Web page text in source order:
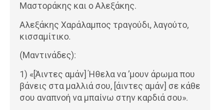
Μαστοράκης και ο Αλεξάκης.
Αλεξάκης Χαράλαμπος τραγούδι, λαγούτο,
κισσαμίτικο.
(Μαντινάδες):
1) «[Άιντες αμάν] Ήθελα να ’μουν άρωμα που
βάνεις στα μαλλιά σου, [άιντες αμάν] σε κάθε
σου αναπνοή να μπαίνω στην καρδιά σου».